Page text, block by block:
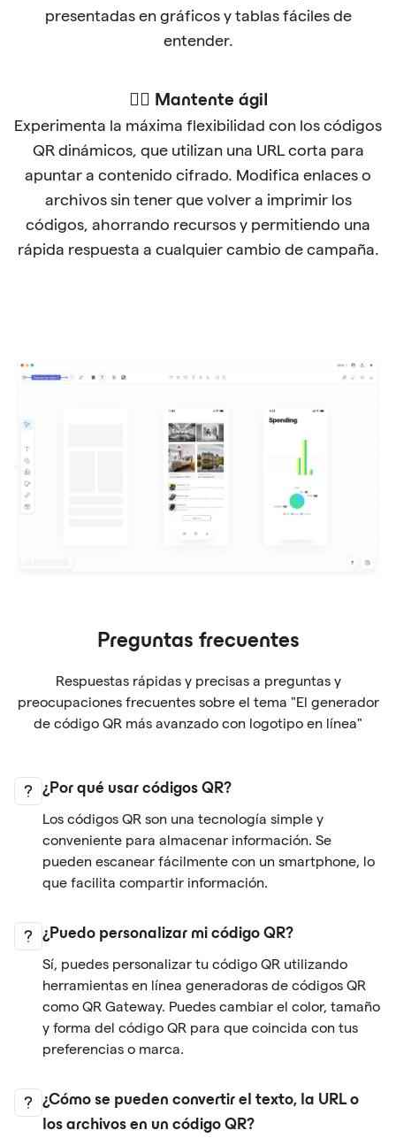
presentadas en gráficos y tablas fáciles de
entender.
🐱‍🏍 Mantente ágil
Experimenta la máxima flexibilidad con los códigos
QR dinámicos, que utilizan una URL corta para
apuntar a contenido cifrado. Modifica enlaces o
archivos sin tener que volver a imprimir los
códigos, ahorrando recursos y permitiendo una
rápida respuesta a cualquier cambio de campaña.
Preguntas frecuentes
Respuestas rápidas y precisas a preguntas y
preocupaciones frecuentes sobre el tema "El generador
de código QR más avanzado con logotipo en línea"
¿Por qué usar códigos QR?
Los códigos QR son una tecnología simple y
conveniente para almacenar información. Se
pueden escanear fácilmente con un smartphone, lo
que facilita compartir información.
¿Puedo personalizar mi código QR?
Sí, puedes personalizar tu código QR utilizando
herramientas en línea generadoras de códigos QR
como QR Gateway. Puedes cambiar el color, tamaño
y forma del código QR para que coincida con tus
preferencias o marca.
¿Cómo se pueden convertir el texto, la URL o
los archivos en un código QR?